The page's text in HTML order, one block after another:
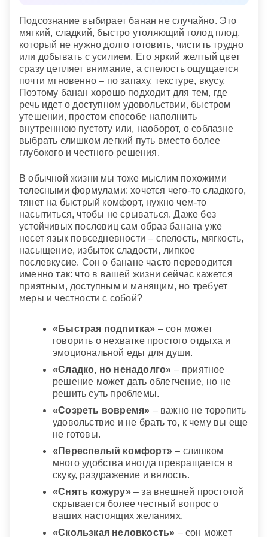
слабым.
Поскользнуться на кожуре от банана — скоро
вас ждут беспочвенные любовные терзания.
Снится покупать бананы — к неопределенности,
которая возникла в вашей жизни. Посоветуйтесь
с друзьями и близкими, возможно, они знают
ответ на тревожащий вас вопрос.
новое дело, таящее риск и повышенную
ответственность.
Торговать бананами или покупать их — значит,
не можете определиться, что лучше сделать в
первую очередь, совет со стороны поможет вам.
Подсознание выбирает банан не случайно. Это
мягкий, сладкий, быстро утоляющий голод плод,
который не нужно долго готовить, чистить трудно
или добывать с усилием. Его яркий желтый цвет
сразу цепляет внимание, а спелость ощущается
почти мгновенно – по запаху, текстуре, вкусу.
Поэтому банан хорошо подходит для тем, где
речь идет о доступном удовольствии, быстром
утешении, простом способе наполнить
внутреннюю пустоту или, наоборот, о соблазне
выбрать слишком легкий путь вместо более
глубокого и честного решения.
В обычной жизни мы тоже мыслим похожими
телесными формулами: хочется чего-то сладкого,
тянет на быстрый комфорт, нужно чем-то
насытиться, чтобы не срываться. Даже без
устойчивых пословиц сам образ банана уже
несет язык повседневности – спелость, мягкость,
насыщение, избыток сладости, липкое
послевкусие. Сон о банане часто переводится
именно так: что в вашей жизни сейчас кажется
приятным, доступным и манящим, но требует
меры и честности с собой?
«Быстрая подпитка» – сон может
говорить о нехватке простого отдыха и
эмоциональной еды для души.
«Сладко, но ненадолго» – приятное
решение может дать облегчение, но не
решить суть проблемы.
«Созреть вовремя» – важно не торопить
удовольствие и не брать то, к чему вы еще
не готовы.
«Переспелый комфорт» – слишком
много удобства иногда превращается в
скуку, раздражение и вялость.
«Снять кожуру»– за внешней простотой
скрывается более честный вопрос о
ваших настоящих желаниях.
«Скользкая неловкость» – сон может